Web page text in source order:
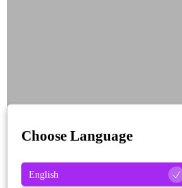
Choose Language
English